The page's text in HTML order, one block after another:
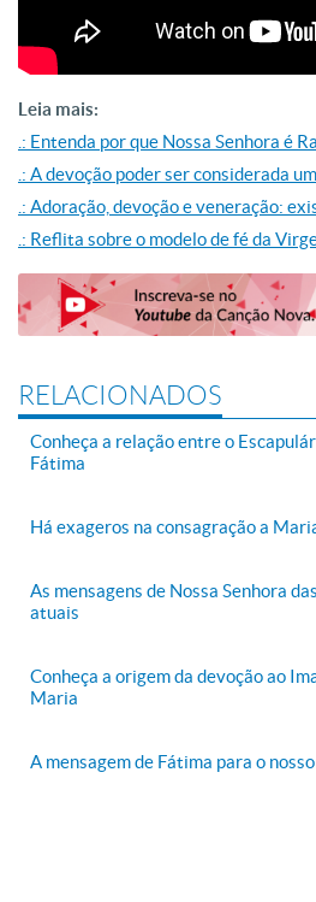
Leia mais:
.: Entenda por que Nossa Senhora é
.: A devoção poder ser considerada
.: Adoração, devoção e veneração:
.: Reflita sobre o modelo de fé da
RELACIONADOS
Conheça a relação entre o
Fátima
Há exageros na consagração a
As mensagens de Nossa Senhora
atuais
Conheça a origem da devoção ao
Maria
A mensagem de Fátima para o